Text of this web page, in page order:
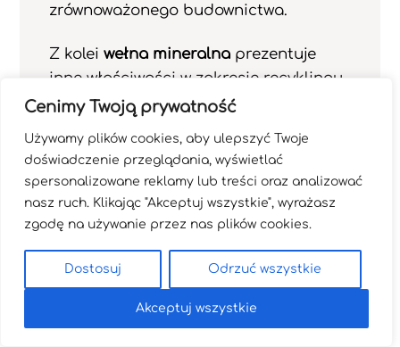
Cenimy Twoją prywatność
Używamy plików cookies, aby ulepszyć Twoje
doświadczenie przeglądania, wyświetlać
spersonalizowane reklamy lub treści oraz analizować
nasz ruch. Klikając "Akceptuj wszystkie", wyrażasz
zgodę na używanie przez nas plików cookies.
Dostosuj Odrzuć wszystkie
Akceptuj wszystkie
zrównoważonego budownictwa.
Z kolei wełna mineralnaprezentuje
inne właściwości w zakresie recyklingu.
Na przykład:
wełna szklana może być częściowo
produkowana z materiałów
wtórnych,
wełna skalna nie nadaje się do tego
procesu ze względu na wysoką
nasiąkliwość wodą,
przetwarzanie wełny skalnej jest